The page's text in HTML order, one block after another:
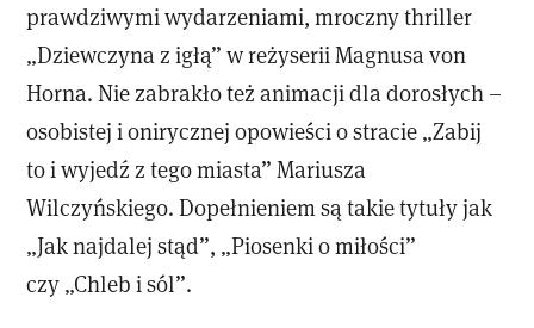
prawdziwymi wydarzeniami, mroczny thriller
„Dziewczyna z igłą” w reżyserii Magnusa von
Horna. Nie zabrakło też animacji dla dorosłych –
osobistej i onirycznej opowieści o stracie „Zabij
to i wyjedź z tego miasta” Mariusza
Wilczyńskiego. Dopełnieniem są takie tytuły jak
„Jak najdalej stąd”, „Piosenki o miłości”
czy „Chleb i sól”.